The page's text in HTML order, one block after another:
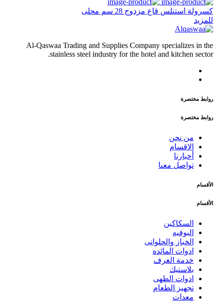
كسرولة استنلس قاع مزدوج 28 سم محلى
للمزيد
Al-Qaswaa Trading and Supplies Company specializes in the
stainless steel industry for the hotel and kitchen sector.
روابط مختصرة
روابط مختصرة
من نحن
الاقسام
أخبارنا
تواصل معنا
الأقسام
الأقسام
السكاكين
البوفيه
الخباز والحلوانى
ادوات المائده
خدمة الغرف
بلاستيك
ادوات الطهى
تجهيز الطعام
معدات